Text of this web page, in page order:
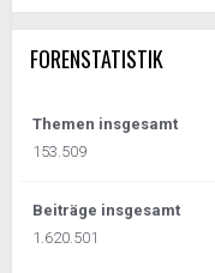
FORENSTATISTIK
Themen insgesamt
153.509
Beiträge insgesamt
1.620.501